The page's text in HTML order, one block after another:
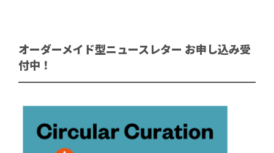
オーダーメイド型ニュースレター お申し込み受
付中！